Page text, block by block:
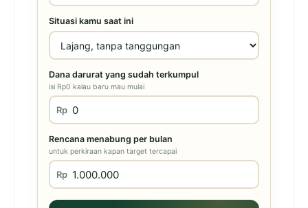
Situasi kamu saat ini
Dana darurat yang sudah terkumpul
isi Rp0 kalau baru mau mulai
Rp
Rencana menabung per bulan
untuk perkiraan kapan target tercapai
Rp